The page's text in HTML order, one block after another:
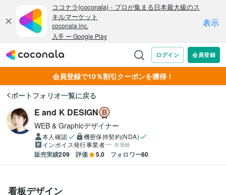
会員登録で10％割引クーポンを獲得！
ポートフォリオ一覧に戻る
E and K DESIGN
WEB & Graphicデザイナー
本人確認
機密保持契約(NDA)
インボイス発行事業者
未登録
販売実績209 評価 5.0 フォロワー60
看板デザイン